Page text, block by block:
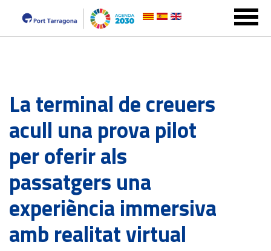
La terminal de creuers
acull una prova pilot
per oferir als
passatgers una
experiència immersiva
amb realitat virtual